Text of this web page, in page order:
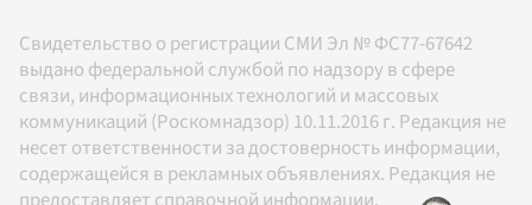
Свидетельство о регистрации СМИ Эл № ФС77-67642
выдано федеральной службой по надзору в сфере
связи, информационных технологий и массовых
коммуникаций (Роскомнадзор) 10.11.2016 г. Редакция не
несет ответственности за достоверность информации,
содержащейся в рекламных объявлениях. Редакция не